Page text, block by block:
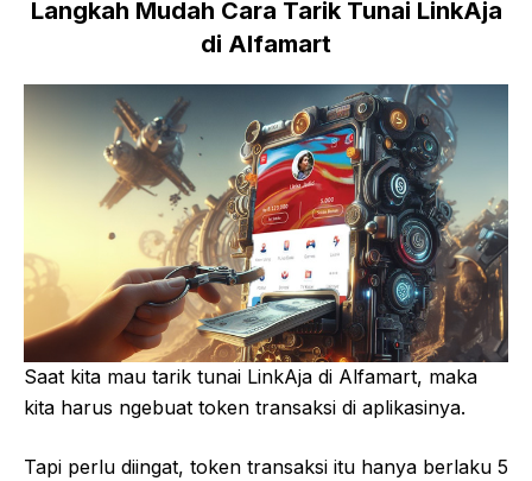
Langkah Mudah Cara Tarik Tunai LinkAja
di Alfamart
Saat kita mau tarik tunai LinkAja di Alfamart, maka
kita harus ngebuat token transaksi di aplikasinya.
Tapi perlu diingat, token transaksi itu hanya berlaku 5